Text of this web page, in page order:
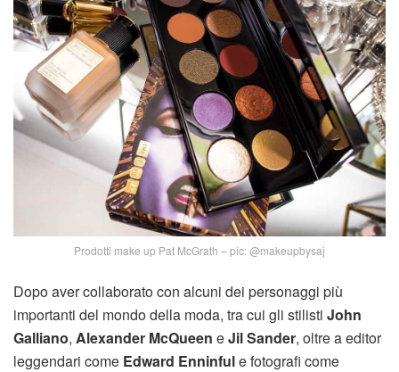
Prodotti make up Pat McGrath – pic: @makeupbysaj
Dopo aver collaborato con alcuni dei personaggi più
importanti del mondo della moda, tra cui gli stilisti John
Galliano, Alexander McQueen eJil Sander, oltre a editor
leggendari come Edward Enninfule fotografi come